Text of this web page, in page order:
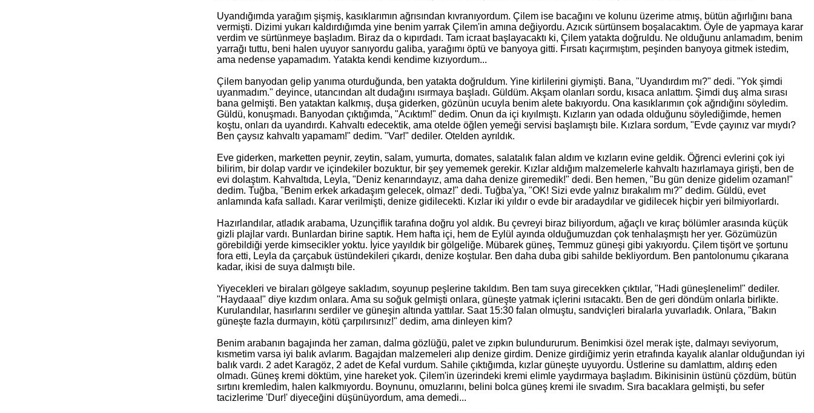
Uyandığımda yarağım şişmiş, kasıklarımın ağrısından kıvranıyordum. Çilem ise bacağını ve kolunu üzerime atmış, bütün ağırlığını bana
vermişti. Dizimi yukarı kaldırdığımda yine benim yarrak Çilem'in amına değiyordu. Azıcık sürtünsem boşalacaktım. Öyle de yapmaya karar
verdim ve sürtünmeye başladım. Biraz da o kıpırdadı. Tam icraat başlayacaktı ki, Çilem yatakta doğruldu. Ne olduğunu anlamadım, benim
yarrağı tuttu, beni halen uyuyor sanıyordu galiba, yarağımı öptü ve banyoya gitti. Fırsatı kaçırmıştım, peşinden banyoya gitmek istedim,
ama nedense yapamadım. Yatakta kendi kendime kızıyordum...
Çilem banyodan gelip yanıma oturduğunda, ben yatakta doğruldum. Yine kirlilerini giymişti. Bana, "Uyandırdım mı?" dedi. "Yok şimdi
uyanmadım." deyince, utancından alt dudağını ısırmaya başladı. Güldüm. Akşam olanları sordu, kısaca anlattım. Şimdi duş alma sırası
bana gelmişti. Ben yataktan kalkmış, duşa giderken, gözünün ucuyla benim alete bakıyordu. Ona kasıklarımın çok ağrıdığını söyledim.
Güldü, konuşmadı. Banyodan çıktığımda, "Acıktım!" dedim. Onun da içi kıyılmıştı. Kızların yan odada olduğunu söylediğimde, hemen
koştu, onları da uyandırdı. Kahvaltı edecektik, ama otelde öğlen yemeği servisi başlamıştı bile. Kızlara sordum, "Evde çayınız var mıydı?
Ben çaysız kahvaltı yapamam!" dedim. "Var!" dediler. Otelden ayrıldık.
Eve giderken, marketten peynir, zeytin, salam, yumurta, domates, salatalık falan aldım ve kızların evine geldik. Öğrenci evlerini çok iyi
bilirim, bir dolap vardır ve içindekiler bozuktur, bir şey yememek gerekir. Kızlar aldığım malzemelerle kahvaltı hazırlamaya girişti, ben de
evi dolaştım. Kahvaltıda, Leyla, "Deniz kenarındayız, ama daha denize giremedik!" dedi. Ben hemen, "Bu gün denize gidelim ozaman!"
dedim. Tuğba, "Benim erkek arkadaşım gelecek, olmaz!" dedi. Tuğba'ya, "OK! Sizi evde yalnız bırakalım mı?" dedim. Güldü, evet
anlamında kafa salladı. Karar verilmişti, denize gidilecekti. Kızlar iki yıldır o evde bir aradaydılar ve gidilecek hiçbir yeri bilmiyorlardı.
Hazırlandılar, atladık arabama, Uzunçiflik tarafına doğru yol aldık. Bu çevreyi biraz biliyordum, ağaçlı ve kıraç bölümler arasında küçük
gizli plajlar vardı. Bunlardan birine saptık. Hem hafta içi, hem de Eylül ayında olduğumuzdan çok tenhalaşmıştı her yer. Gözümüzün
görebildiği yerde kimsecikler yoktu. İyice yayıldık bir gölgeliğe. Mübarek güneş, Temmuz güneşi gibi yakıyordu. Çilem tişört ve şortunu
fora etti, Leyla da çarçabuk üstündekileri çıkardı, denize koştular. Ben daha duba gibi sahilde bekliyordum. Ben pantolonumu çıkarana
kadar, ikisi de suya dalmıştı bile.
Yiyecekleri ve biraları gölgeye sakladım, soyunup peşlerine takıldım. Ben tam suya girecekken çıktılar, "Hadi güneşlenelim!" dediler.
"Haydaaa!" diye kızdım onlara. Ama su soğuk gelmişti onlara, güneşte yatmak içlerini ısıtacaktı. Ben de geri döndüm onlarla birlikte.
Kurulandılar, hasırlarını serdiler ve güneşin altında yattılar. Saat 15:30 falan olmuştu, sandviçleri biralarla yuvarladık. Onlara, "Bakın
güneşte fazla durmayın, kötü çarpılırsınız!" dedim, ama dinleyen kim?
Benim arabanın bagajında her zaman, dalma gözlüğü, palet ve zıpkın bulundururum. Benimkisi özel merak işte, dalmayı seviyorum,
kısmetim varsa iyi balık avlarım. Bagajdan malzemeleri alıp denize girdim. Denize girdiğimiz yerin etrafında kayalık alanlar olduğundan iyi
balık vardı. 2 adet Karagöz, 2 adet de Kefal vurdum. Sahile çıktığımda, kızlar güneşte uyuyordu. Üstlerine su damlattım, aldırış eden
olmadı. Güneş kremi döktüm, yine hareket yok. Çilem'in üzerindeki kremi elimle yaydırmaya başladım. Bikinisinin üstünü çözdüm, bütün
sırtını kremledim, halen kalkmıyordu. Boynunu, omuzlarını, belini bolca güneş kremi ile sıvadım. Sıra bacaklara gelmişti, bu sefer
tacizlerime 'Dur!' diyeceğini düşünüyordum, ama demedi...